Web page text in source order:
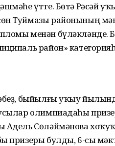
үтте. Бөтә Рәсәй
Туймазы районының
менән бүләкләнде.
район»
быйылғы уҡыу
олимпиадаһы
Адель Сөләймәнова
призеры булды, 6-сы